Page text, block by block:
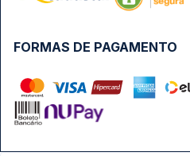
FORMAS DE PAGAMENTO